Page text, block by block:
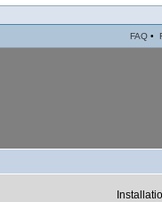
FAQ •